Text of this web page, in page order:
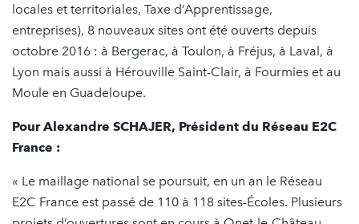
locales et territoriales, Taxe d’Apprentissage,
entreprises), 8 nouveaux sites ont été ouverts depuis
octobre 2016 : à Bergerac, à Toulon, à Fréjus, à Laval, à
Lyon mais aussi à Hérouville Saint-Clair, à Fourmies et au
Moule en Guadeloupe.
Pour Alexandre SCHAJER, Président du Réseau E2C
France :
« Le maillage national se poursuit, en un an le Réseau
E2C France est passé de 110 à 118 sites-Écoles. Plusieurs